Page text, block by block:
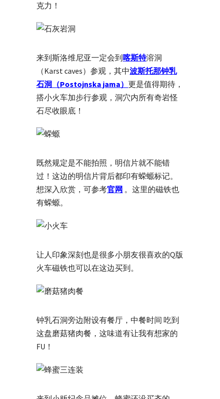
克力！
来到斯洛维尼亚一定会到喀斯特溶洞
（Karst caves）参观，其中波斯托那钟乳
石洞（Postojnska jama） 更是值得期待，
搭小火车加步行参观，洞穴内所有奇岩怪
石尽收眼底！
既然规定是不能拍照，明信片就不能错
过！这边的明信片背后都印有蝾螈标记。
想深入欣赏，可参考官网 。这里的磁铁也
有蝾螈。
让人印象深刻也是很多小朋友很喜欢的Q版
火车磁铁也可以在这边买到。
钟乳石洞旁边附设有餐厅，中餐时间 吃到
这盘磨菇猪肉餐，这味道有让我有想家的
FU！